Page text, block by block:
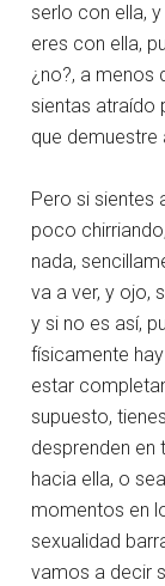
serlo con ella,
eres con ella,
¿no?, a menos
sientas atraído
que demuestre
Pero si sientes
poco
nada,
va a ver, y ojo,
y si no es así,
físicamente
estar
supuesto,
desprenden en
hacia ella, o
momentos en
sexualidad
vamos a decir